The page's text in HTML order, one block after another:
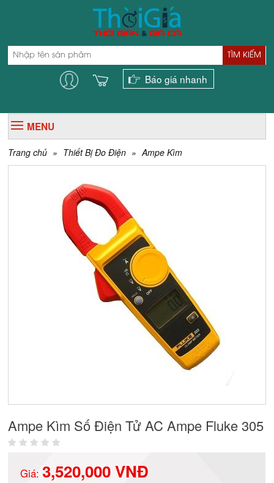
TÌM KIẾM
Báo giá nhanh
MENU
Trang chủ » Thiết Bị Đo Điện » Ampe Kìm
Ampe Kìm Số Điện Tử AC Ampe Fluke 305
Giá:3,520,000 VNĐ